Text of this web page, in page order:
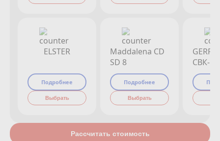
ELSTER
Подробнее
Выбрать
Maddalena CD
SD 8
Подробнее
Выбрать
СВК-
Рассчитать стоимость